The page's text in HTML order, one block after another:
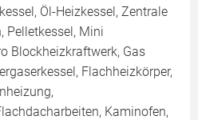
Öl-Heizkessel, Zentrale
Pelletkessel, Mini
Blockheizkraftwerk, Gas
Flachheizkörper,
Kaminofen,